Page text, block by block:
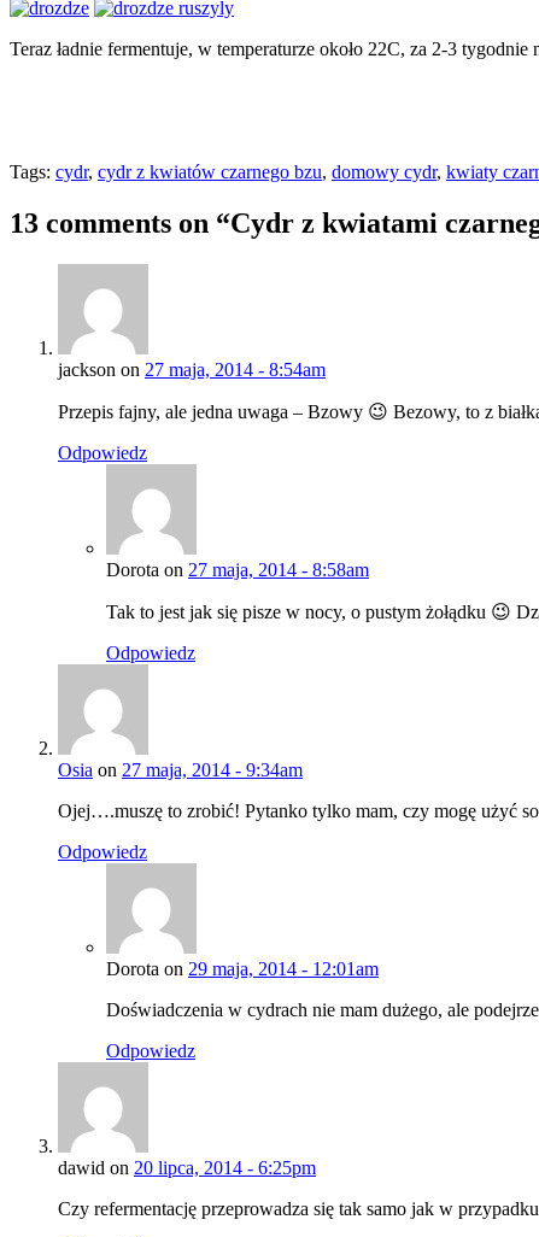
Teraz ładnie fermentuje, w temperaturze około 22C, za 2-3 tygodnie
Tags: cydr, cydr z kwiatów czarnego bzu, domowy cydr, kwiaty
13 comments on “Cydr z kwiatami
jackson on 27 maja, 2014 - 8:54am
Przepis fajny, ale jedna uwaga – Bzowy 😉 Bezowy, to z
Odpowiedz
Dorota on 27 maja, 2014 - 8:58am
Tak to jest jak się pisze w nocy, o pustym żołądku 😉
Odpowiedz
Osia on 27 maja, 2014 - 9:34am
Ojej….muszę to zrobić! Pytanko tylko mam, czy mogę użyć
Odpowiedz
Dorota on 29 maja, 2014 - 12:01am
Doświadczenia w cydrach nie mam dużego, ale
Odpowiedz
dawid on 20 lipca, 2014 - 6:25pm
Czy refermentację przeprowadza się tak samo jak w